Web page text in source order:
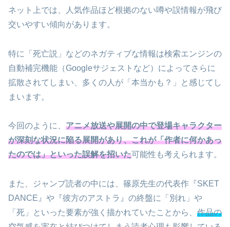
ネット上では、人気作品ほど根拠のない噂や誤情報が飛び
交いやすい傾向があります。
特に「死亡説」などのネガティブな情報は検索エンジンの
自動補完機能（Googleサジェストなど）によってさらに
拡散されてしまい、多くの人が「本当かも？」と感じてし
まいます。
今回のように、 アニメ放送や展開の中で登場キャラクター
が深刻な状況に陥る展開があり、これが「作者に何かあっ
たのでは」といった誤解を招いた可能性も考えられます。
また、ジャンプ読者の中には、篠原先生の代表作『SKET
DANCE』や『彼方のアストラ』の終盤に「別れ」や
「死」といった要素が強く描かれていたことから、 作品の